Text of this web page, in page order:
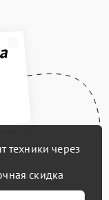
техники через
скидка